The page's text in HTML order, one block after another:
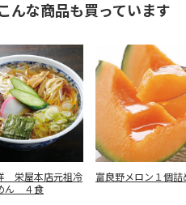
んな商品も買っています
栄屋本店元祖冷
ん ４食
富良野メロン１個詰